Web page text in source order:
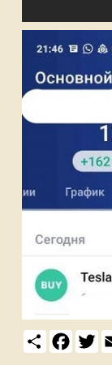
S
h
F
a
T
w
E
m